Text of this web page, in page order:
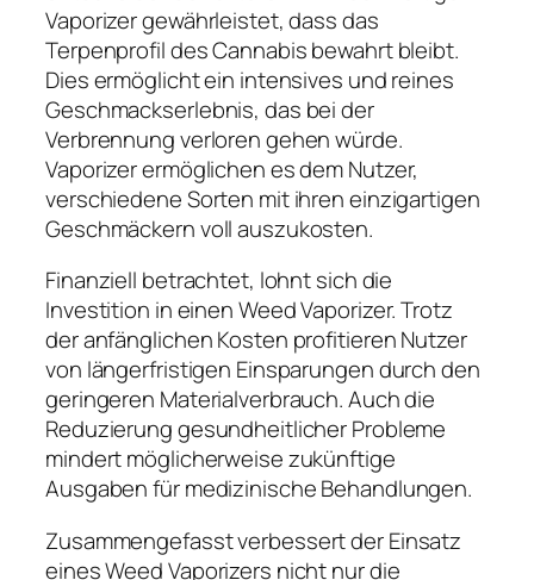
Vaporizer gewährleistet, dass das
Terpenprofil des Cannabis bewahrt bleibt.
Dies ermöglicht ein intensives und reines
Geschmackserlebnis, das bei der
Verbrennung verloren gehen würde.
Vaporizer ermöglichen es dem Nutzer,
verschiedene Sorten mit ihren einzigartigen
Geschmäckern voll auszukosten.
Finanziell betrachtet, lohnt sich die
Investition in einen Weed Vaporizer. Trotz
der anfänglichen Kosten profitieren Nutzer
von längerfristigen Einsparungen durch den
geringeren Materialverbrauch. Auch die
Reduzierung gesundheitlicher Probleme
mindert möglicherweise zukünftige
Ausgaben für medizinische Behandlungen.
Zusammengefasst verbessert der Einsatz
eines Weed Vaporizers nicht nur die